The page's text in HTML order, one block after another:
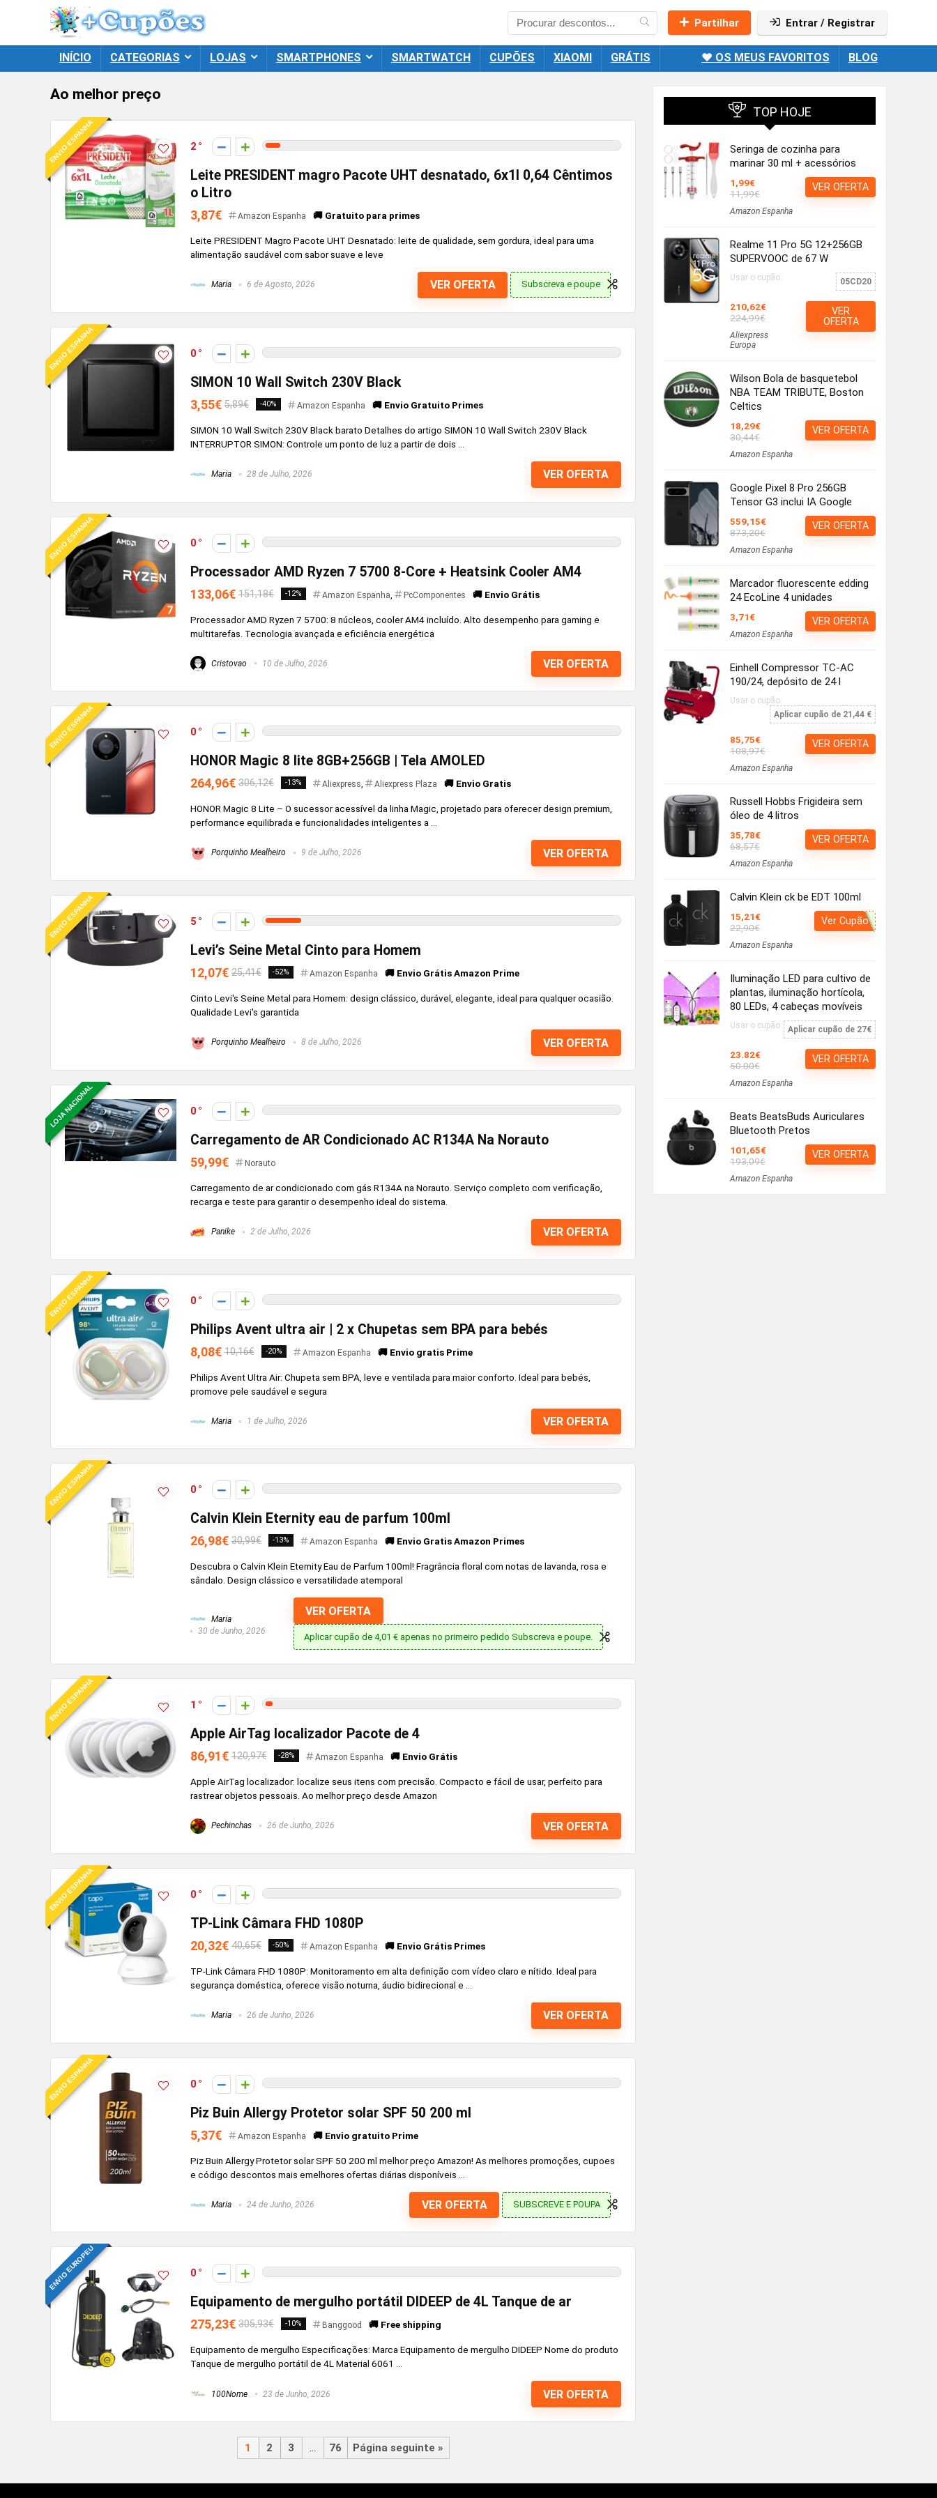
Partilhar Entrar / Registrar
INÍCIO CATEGORIAS LOJAS SMARTPHONES SMARTWATCH CUPÕES XIAOMI GRÁTIS ❤️ OS MEUS FAVORITOS BLOG
Ao melhor preço
ENVIO ESPANHA 2
Leite PRESIDENT magro Pacote UHT desnatado, 6x1l 0,64 Cêntimos
o Litro
3,87€ Amazon Espanha 🚚 Gratuito para primes
Leite PRESIDENT Magro Pacote UHT Desnatado: leite de qualidade, sem gordura, ideal para uma
alimentação saudável com sabor suave e leve
Maria 6 de Agosto, 2026 VER OFERTA Subscreva e poupe
ENVIO ESPANHA 0
SIMON 10 Wall Switch 230V Black
3,55€ 5,89€ -40% Amazon Espanha 🚚 Envio Gratuito Primes
SIMON 10 Wall Switch 230V Black barato Detalhes do artigo SIMON 10 Wall Switch 230V Black
INTERRUPTOR SIMON: Controle um ponto de luz a partir de dois ...
Maria 28 de Julho, 2026 VER OFERTA
ENVIO ESPANHA 0
Processador AMD Ryzen 7 5700 8-Core + Heatsink Cooler AM4
133,06€ 151,18€ -12% Amazon Espanha PcComponentes 🚚 Envio Grátis
Processador AMD Ryzen 7 5700: 8 núcleos, cooler AM4 incluído. Alto desempenho para gaming e
multitarefas. Tecnologia avançada e eficiência energética
Cristovao 10 de Julho, 2026 VER OFERTA
ENVIO ESPANHA 0
HONOR Magic 8 lite 8GB+256GB | Tela AMOLED
264,96€ 306,12€ -13% Aliexpress, Aliexpress Plaza 🚚 Envio Gratis
HONOR Magic 8 Lite – O sucessor acessível da linha Magic, projetado para oferecer design premium,
performance equilibrada e funcionalidades inteligentes a ...
Porquinho Mealheiro 9 de Julho, 2026 VER OFERTA
ENVIO ESPANHA 5
Levi’s Seine Metal Cinto para Homem
12,07€ 25,41€ -52% Amazon Espanha 🚚 Envio Grátis Amazon Prime
Cinto Levi's Seine Metal para Homem: design clássico, durável, elegante, ideal para qualquer ocasião.
Qualidade Levi's garantida
Porquinho Mealheiro 8 de Julho, 2026 VER OFERTA
LOJA NACIONAL 0
Carregamento de AR Condicionado AC R134A Na Norauto
59,99€ Norauto
Carregamento de ar condicionado com gás R134A na Norauto. Serviço completo com verificação,
recarga e teste para garantir o desempenho ideal do sistema.
Panike 2 de Julho, 2026 VER OFERTA
ENVIO ESPANHA 0
Philips Avent ultra air | 2 x Chupetas sem BPA para bebés
8,08€ 10,16€ -20% Amazon Espanha 🚚 Envio gratis Prime
Philips Avent Ultra Air: Chupeta sem BPA, leve e ventilada para maior conforto. Ideal para bebés,
promove pele saudável e segura
Maria 1 de Julho, 2026 VER OFERTA
ENVIO ESPANHA 0
Calvin Klein Eternity eau de parfum 100ml
26,98€ 30,99€ -13% Amazon Espanha 🚚 Envio Gratis Amazon Primes
Descubra o Calvin Klein Eternity Eau de Parfum 100ml! Fragrância floral com notas de lavanda, rosa e
sândalo. Design clássico e versatilidade atemporal
Maria
30 de Junho, 2026
VER OFERTA
Aplicar cupão de 4,01 € apenas no primeiro pedido Subscreva e poupe.
ENVIO ESPANHA 1
Apple AirTag localizador Pacote de 4
86,91€ 120,97€ -28% Amazon Espanha 🚚 Envio Grátis
Apple AirTag localizador: localize seus itens com precisão. Compacto e fácil de usar, perfeito para
rastrear objetos pessoais. Ao melhor preço desde Amazon
Pechinchas 26 de Junho, 2026 VER OFERTA
ENVIO ESPANHA 0
TP-Link Câmara FHD 1080P
20,32€ 40,65€ -50% Amazon Espanha 🚚 Envio Grátis Primes
TP-Link Câmara FHD 1080P: Monitoramento em alta definição com vídeo claro e nítido. Ideal para
segurança doméstica, oferece visão noturna, áudio bidirecional e ...
Maria 26 de Junho, 2026 VER OFERTA
ENVIO ESPANHA 0
Piz Buin Allergy Protetor solar SPF 50 200 ml
5,37€ Amazon Espanha 🚚 Envio gratuito Prime
Piz Buin Allergy Protetor solar SPF 50 200 ml melhor preço Amazon! As melhores promoções, cupoes
e código descontos mais emelhores ofertas diárias disponíveis ...
Maria 24 de Junho, 2026 VER OFERTA SUBSCREVE E POUPA
ENVIO EUROPEU 0
Equipamento de mergulho portátil DIDEEP de 4L Tanque de ar
275,23€ 305,93€ -10% Banggood 🚚 Free shipping
Equipamento de mergulho Especificações: Marca Equipamento de mergulho DIDEEP Nome do produto
Tanque de mergulho portátil de 4L Material 6061 ...
100Nome 23 de Junho, 2026 VER OFERTA
1 2 3 … 76 Página seguinte »
TOP HOJE
Seringa de cozinha para
marinar 30 ml + acessórios
1,99€
11,99€
Amazon Espanha
VER OFERTA
Realme 11 Pro 5G 12+256GB
SUPERVOOC de 67 W
Usar o cupão: 05CD20
210,62€
224,99€
Aliexpress
Europa
VER
OFERTA
Wilson Bola de basquetebol
NBA TEAM TRIBUTE, Boston
Celtics
18,29€
30,44€
Amazon Espanha
VER OFERTA
Google Pixel 8 Pro 256GB
Tensor G3 inclui IA Google
559,15€
873,20€
Amazon Espanha
VER OFERTA
Marcador fluorescente edding
24 EcoLine 4 unidades
3,71€
Amazon Espanha
VER OFERTA
Einhell Compressor TC-AC
190/24, depósito de 24 l
Usar o cupão:
Aplicar cupão de 21,44 €
85,75€
108,97€
Amazon Espanha
VER OFERTA
Russell Hobbs Frigideira sem
óleo de 4 litros
35,78€
68,57€
Amazon Espanha
VER OFERTA
Calvin Klein ck be EDT 100ml
15,21€
22,90€
Amazon Espanha
Ver Cupão
Iluminação LED para cultivo de
plantas, iluminação hortícola,
80 LEDs, 4 cabeças movíveis
Usar o cupão: Aplicar cupão de 27€
23.82€
50.00€
Amazon Espanha
VER OFERTA
Beats BeatsBuds Auriculares
Bluetooth Pretos
101,65€
193,09€
Amazon Espanha
VER OFERTA